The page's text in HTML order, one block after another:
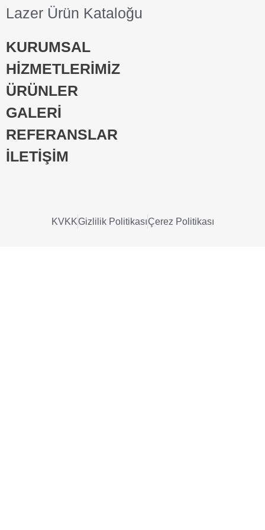
Lazer Ürün Kataloğu
KURUMSAL
HİZMETLERİMİZ
ÜRÜNLER
GALERİ
REFERANSLAR
İLETİŞİM
KVKKGizlilik PolitikasıÇerez Politikası